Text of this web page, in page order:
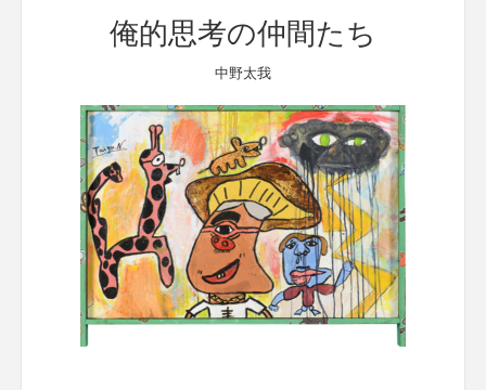
俺的思考の仲間たち
中野太我